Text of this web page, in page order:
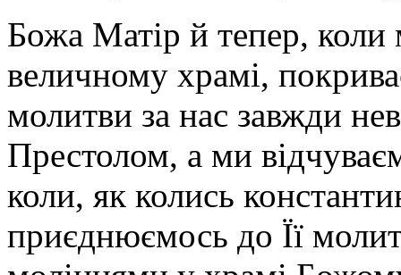
Божа Матір й тепер, коли
величному храмі,
молитви за нас завжди
Престолом, а ми
коли, як колись
приєднюємось до Її